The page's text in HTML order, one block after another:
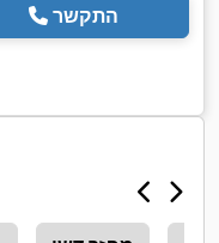
התקשר